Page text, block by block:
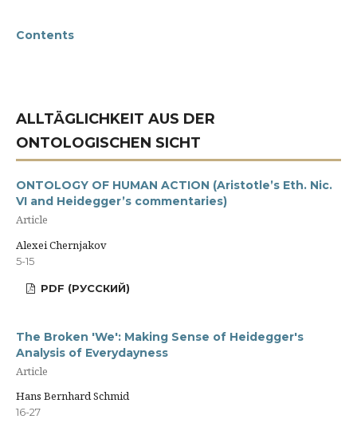
Contents
ALLTÄGLICHKEIT AUS DER
ONTOLOGISCHEN SICHT
ONTOLOGY OF HUMAN ACTION (Aristotle’s Eth. Nic.
VI and Heidegger’s commentaries)
Article
Alexei Chernjakov
5-15
PDF (РУССКИЙ)
The Broken 'We': Making Sense of Heidegger's
Analysis of Everydayness
Article
Hans Bernhard Schmid
16-27